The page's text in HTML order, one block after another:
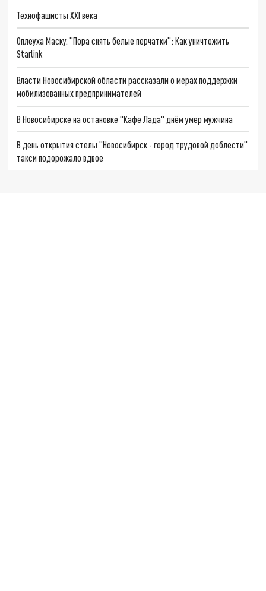
Технофашисты XXI века
Оплеуха Маску. "Пора снять белые перчатки": Как уничтожить
Starlink
Власти Новосибирской области рассказали о мерах поддержки
мобилизованных предпринимателей
В Новосибирске на остановке "Кафе Лада" днём умер мужчина
В день открытия стелы "Новосибирск - город трудовой доблести"
такси подорожало вдвое